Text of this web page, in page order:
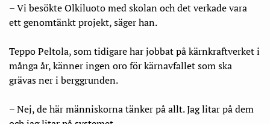
– Vi besökte Olkiluoto med skolan och det verkade vara
ett genomtänkt projekt, säger han.
Teppo Peltola, som tidigare har jobbat på kärnkraftverket i
många år, känner ingen oro för kärnavfallet som ska
grävas ner i berggrunden.
– Nej, de här människorna tänker på allt. Jag litar på dem